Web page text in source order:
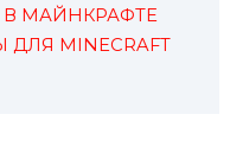
МАЙНКРАФТЕ
MINECRAFT